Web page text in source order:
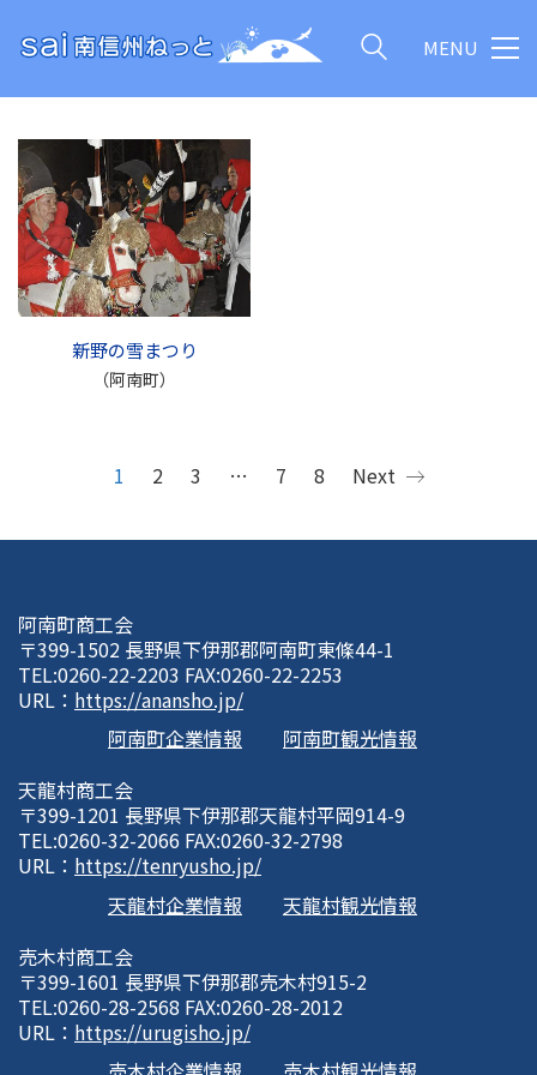
MENU
新野の雪まつり
（阿南町）
1 2 3 … 7 8 Next
阿南町商工会
〒399-1502 長野県下伊那郡阿南町東條44-1
TEL:0260-22-2203 FAX:0260-22-2253
URL： https://anansho.jp/
阿南町企業情報
阿南町観光情報
天龍村商工会
〒399-1201 長野県下伊那郡天龍村平岡914-9
TEL:0260-32-2066 FAX:0260-32-2798
URL： https://tenryusho.jp/
天龍村企業情報
天龍村観光情報
売木村商工会
〒399-1601 長野県下伊那郡売木村915-2
TEL:0260-28-2568 FAX:0260-28-2012
URL： https://urugisho.jp/